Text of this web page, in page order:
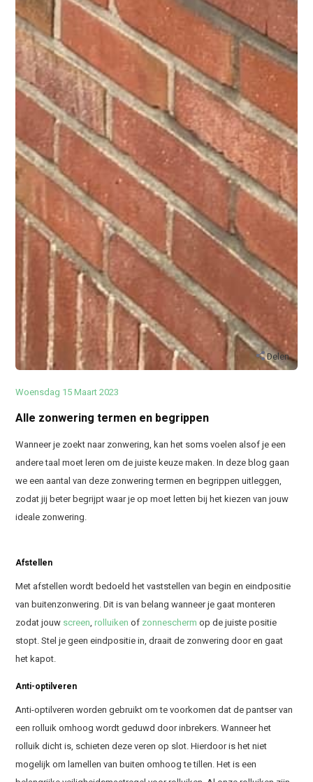
Delen
Woensdag 15 Maart 2023
Alle zonwering termen en begrippen
Wanneer je zoekt naar zonwering, kan het soms voelen alsof je een
andere taal moet leren om de juiste keuze maken. In deze blog gaan
we een aantal van deze zonwering termen en begrippen uitleggen,
zodat jij beter begrijpt waar je op moet letten bij het kiezen van jouw
ideale zonwering.
Afstellen
Met afstellen wordt bedoeld het vaststellen van begin en eindpositie
van buitenzonwering. Dit is van belang wanneer je gaat monteren
zodat jouw screen,rolluiken of zonnescherm op de juiste positie
stopt. Stel je geen eindpositie in, draait de zonwering door en gaat
het kapot.
Anti-optilveren
Anti-optilveren worden gebruikt om te voorkomen dat de pantser van
een rolluik omhoog wordt geduwd door inbrekers. Wanneer het
rolluik dicht is, schieten deze veren op slot. Hierdoor is het niet
mogelijk om lamellen van buiten omhoog te tillen. Het is een